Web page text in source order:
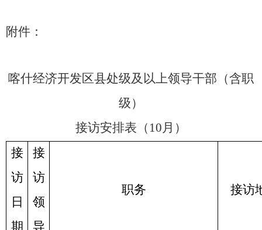
附件：
喀什经济开发区县处级及以上领导干部（含职
级）
接访安排表（ 10月）
接
访
日
期
接
访
领
导
职务 接访